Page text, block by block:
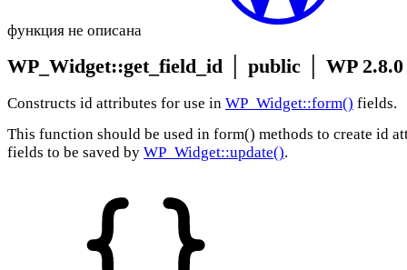
функция не описана
WP_Widget::get_field_id public WP 2.8.0
Constructs id attributes for use in WP_Widget::form() fields.
This function should be used in form() methods to create id
fields to be saved by WP_Widget::update().